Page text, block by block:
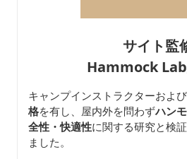
サイト監
Hammock
キャンプインストラクターおよび
格を有し、屋内外を問わずハン
全性・快適性に関する研究と検
ました。